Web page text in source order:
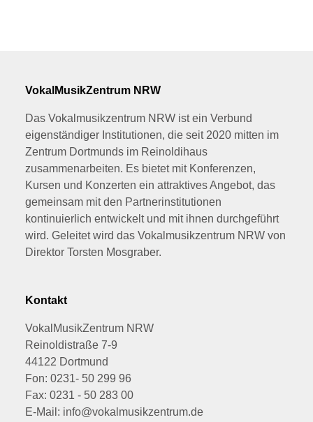
VokalMusikZentrum NRW
Das Vokalmusikzentrum NRW ist ein Verbund
eigenständiger Institutionen, die seit 2020 mitten im
Zentrum Dortmunds im Reinoldihaus
zusammenarbeiten. Es bietet mit Konferenzen,
Kursen und Konzerten ein attraktives Angebot, das
gemeinsam mit den Partnerinstitutionen
kontinuierlich entwickelt und mit ihnen durchgeführt
wird. Geleitet wird das Vokalmusikzentrum NRW von
Direktor Torsten Mosgraber.
Kontakt
VokalMusikZentrum NRW
Reinoldistraße 7-9
44122 Dortmund
Fon: 0231- 50 299 96
Fax: 0231 - 50 283 00
E-Mail: info@vokalmusikzentrum.de